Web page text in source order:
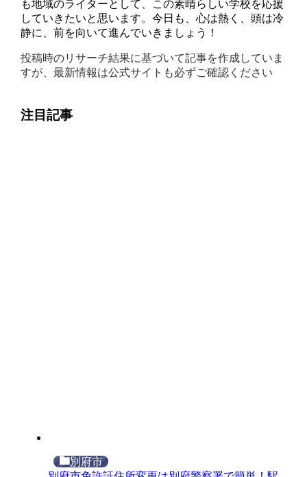
も地域のライターとして、この素晴らしい学校を応援
していきたいと思います。今日も、心は熱く、頭は冷
静に、前を向いて進んでいきましょう！
投稿時のリサーチ結果に基づいて記事を作成していま
すが、最新情報は公式サイトも必ずご確認ください
注目記事
別府市